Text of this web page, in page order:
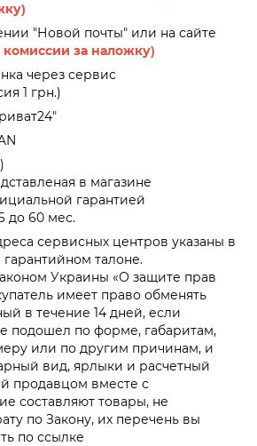
"Новой почты" или на сайте
комиссии за наложку)
через сервис
1 грн.)
​​в магазине
гарантией
до 60 мес.
сервисных центров указаны в
талоне.
Украины «О защите прав
имеет право обменять
в течение 14 дней, если
подошел по форме, габаритам,
или по другим причинам, и
вид, ярлыки и расчетный
продавцом вместе с
составляют товары, не
по Закону, их перечень вы
по ссылке